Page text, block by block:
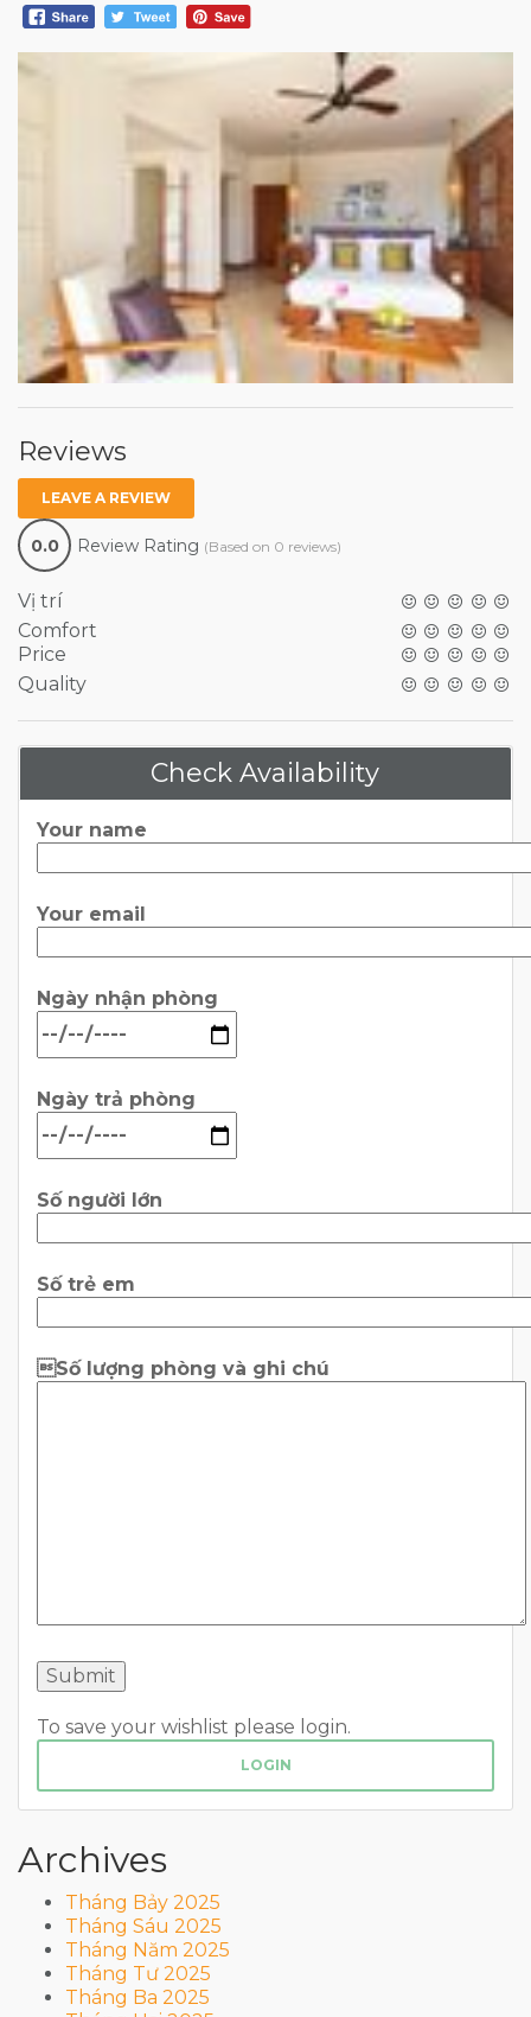
Reviews
LEAVE A REVIEW
0.0 Review Rating (Based on 0 reviews)
Vị trí
Comfort
Price
Quality
Check Availability
Your name
Your email
Ngày nhận phòng
Ngày trả phòng
Số người lớn
Số trẻ em
Số lượng phòng và ghi chú
To save your wishlist please login.
LOGIN
Archives
Tháng Bảy 2025
Tháng Sáu 2025
Tháng Năm 2025
Tháng Tư 2025
Tháng Ba 2025